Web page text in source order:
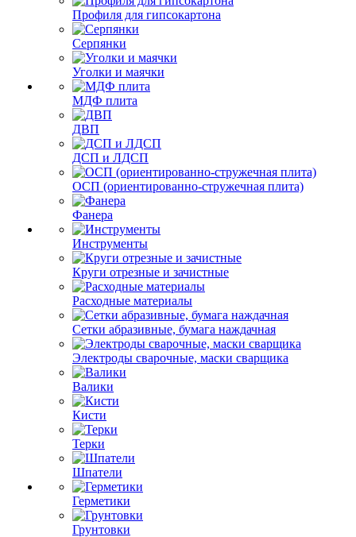
Профиля для гипсокартона
Серпянки
Уголки и маячки
МДФ плита
ДВП
ДСП и ЛДСП
ОСП (ориентированно-стружечная плита)
Фанера
Инструменты
Круги отрезные и зачистные
Расходные материалы
Сетки абразивные, бумага наждачная
Электроды сварочные, маски сварщика
Валики
Кисти
Терки
Шпатели
Герметики
Грунтовки